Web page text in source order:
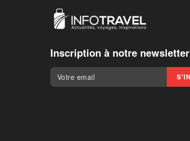
Inscription à notre newsletter